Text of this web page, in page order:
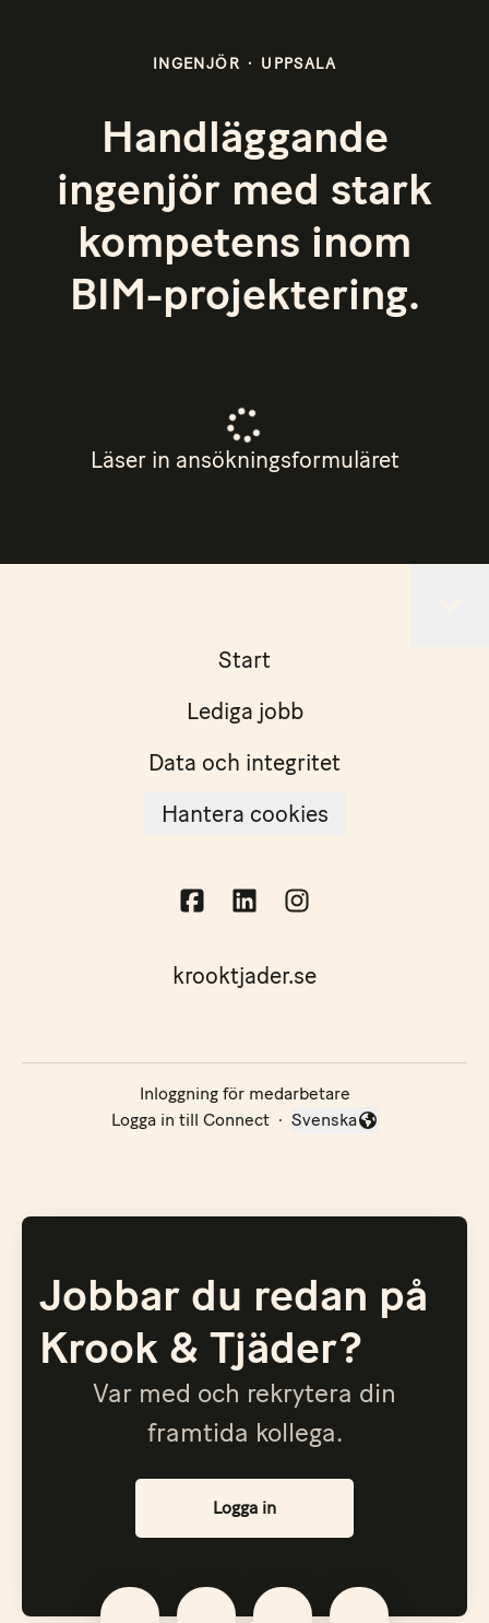
INGENJÖR · UPPSALA
Handläggande
ingenjör med stark
kompetens inom
BIM-projektering.
Läser in ansökningsformuläret
Start
Lediga jobb
Data och integritet
Hantera cookies
krooktjader.se
Inloggning för medarbetare
Logga in till Connect ·
Byt språk
Svenska
Jobbar du redan på
Krook & Tjäder?
Var med och rekrytera din
framtida kollega.
Logga in